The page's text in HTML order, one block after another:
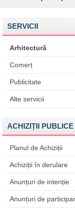
SERVICII
Arhitectură
Comerț
Publicitate
Alte servicii
ACHIZIȚII PUBLICE
Planul de Achiziții
Achiziții în derulare
Anunțuri de intenție
Anunțuri de